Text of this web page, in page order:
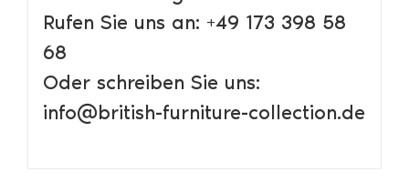
Rufen Sie uns an: +49 173 398 58
68
Oder schreiben Sie uns:
info@british-furniture-collection.de